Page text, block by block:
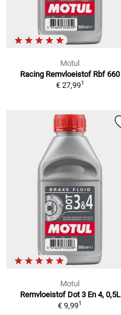
Motul
Racing Remvloeistof Rbf 660
€ 27,991
Motul
Remvloeistof Dot 3 En 4, 0,5L
€ 9,991